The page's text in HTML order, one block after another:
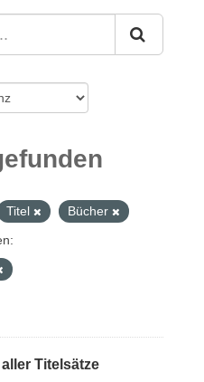
Titel
Bücher
Titelsätze